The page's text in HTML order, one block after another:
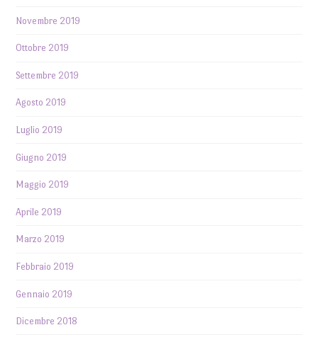
Novembre 2019
Ottobre 2019
Settembre 2019
Agosto 2019
Luglio 2019
Giugno 2019
Maggio 2019
Aprile 2019
Marzo 2019
Febbraio 2019
Gennaio 2019
Dicembre 2018